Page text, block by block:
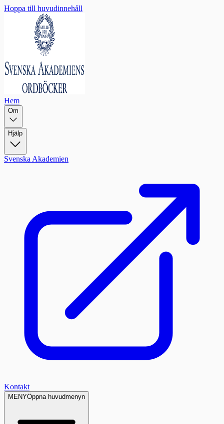
Hoppa till huvudinnehåll
Hem
Om
Hjälp
Svenska Akademien
Kontakt
MENYÖppna huvudmenyn